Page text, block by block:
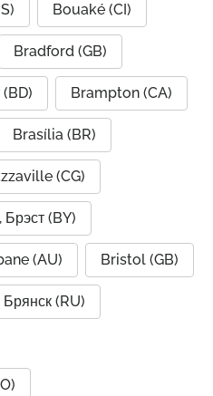
Bouaké (CI)
Bradford (GB)
(BD) Brampton (CA)
Brasília (BR)
(CG)
Брэст (BY)
(AU) Bristol (GB)
(RU)